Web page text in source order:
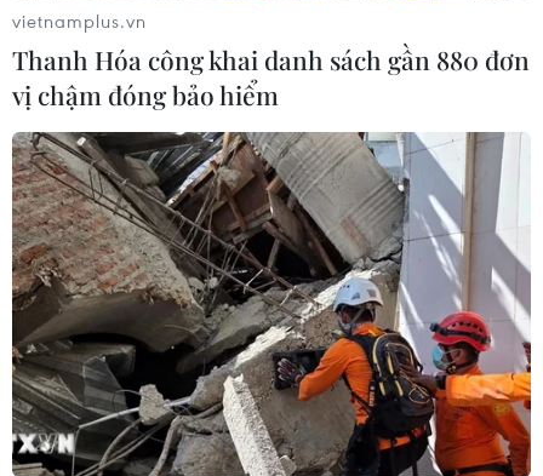
vietnamplus.vn
Thanh Hóa công khai danh sách gần 880 đơn
vị chậm đóng bảo hiểm